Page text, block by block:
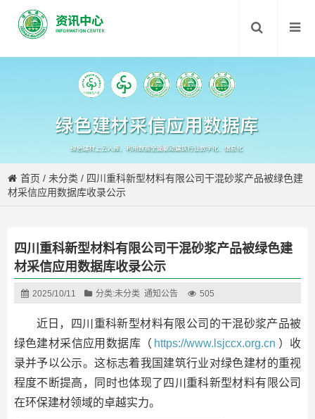
首页 /未分类 / 四川重科新型材料有限公司干混砂浆产品被绿色建
材采信应用数据库收录公示
四川重科新型材料有限公司干混砂浆产品被绿色建
材采信应用数据库收录公示
2025/10/11 分类:未分类 通知公告 505
近日，四川重科新型材料有限公司的干混砂浆产品被
绿色建材采信应用数据库（ https://www.lsjccx.org.cn ）收
录并予以公示。这标志着我国建筑行业对绿色建材的重视
程度不断提高，同时也体现了四川重科新型材料有限公司
在环保建材领域的卓越实力。